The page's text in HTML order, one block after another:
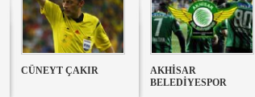
CÜNEYT ÇAKIR
AKHİSAR
BELEDİYESPOR